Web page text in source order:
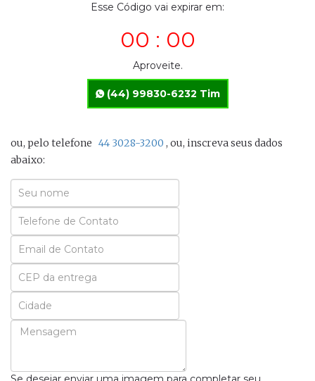
Esse Código vai expirar em:
00 : 00
Aproveite.
(44) 99830-6232 Tim
ou, pelo telefone 44 3028-3200 , ou, inscreva seus dados
abaixo:
Seu
Nome
Seu
Email